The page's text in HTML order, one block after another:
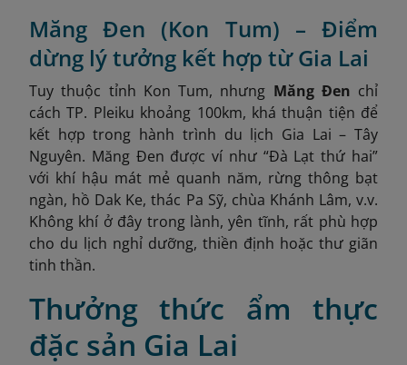
Măng Đen (Kon Tum) – Điểm
dừng lý tưởng kết hợp từ Gia Lai
Tuy thuộc tỉnh Kon Tum, nhưng Măng Đen chỉ
cách TP. Pleiku khoảng 100km, khá thuận tiện để
kết hợp trong hành trình du lịch Gia Lai – Tây
Nguyên. Măng Đen được ví như “Đà Lạt thứ hai”
với khí hậu mát mẻ quanh năm, rừng thông bạt
ngàn, hồ Dak Ke, thác Pa Sỹ, chùa Khánh Lâm, v.v.
Không khí ở đây trong lành, yên tĩnh, rất phù hợp
cho du lịch nghỉ dưỡng, thiền định hoặc thư giãn
tinh thần.
Thưởng thức ẩm thực
đặc sản Gia Lai